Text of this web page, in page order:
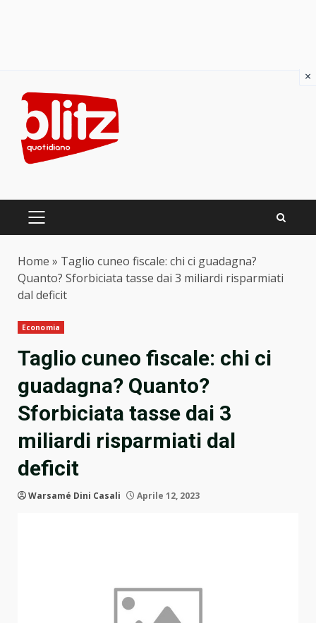
content
PRIMARY
Home » Taglio cuneo fiscale: chi ci guadagna?
Quanto? Sforbiciata tasse dai 3 miliardi risparmiati
dal deficit
Economia
Taglio cuneo fiscale: chi ci
guadagna? Quanto?
Sforbiciata tasse dai 3
miliardi risparmiati dal
deficit
Warsamé Dini Casali Aprile 12, 2023
×